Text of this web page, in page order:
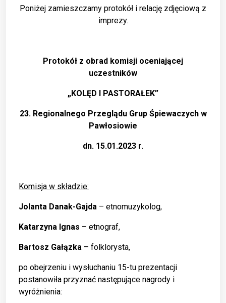
Poniżej zamieszczamy protokół i relację zdjęciową z
imprezy.
Protokół z obrad komisji oceniającej
uczestników
„KOLĘD I PASTORAŁEK”
23. Regionalnego Przeglądu Grup Śpiewaczych w
Pawłosiowie
dn. 15.01.2023 r.
Komisja w składzie:
Jolanta Danak-Gajda – etnomuzykolog,
Katarzyna Ignas – etnograf,
Bartosz Gałązka – folklorysta,
po obejrzeniu i wysłuchaniu 15-tu prezentacji
postanowiła przyznać następujące nagrody i
wyróżnienia: